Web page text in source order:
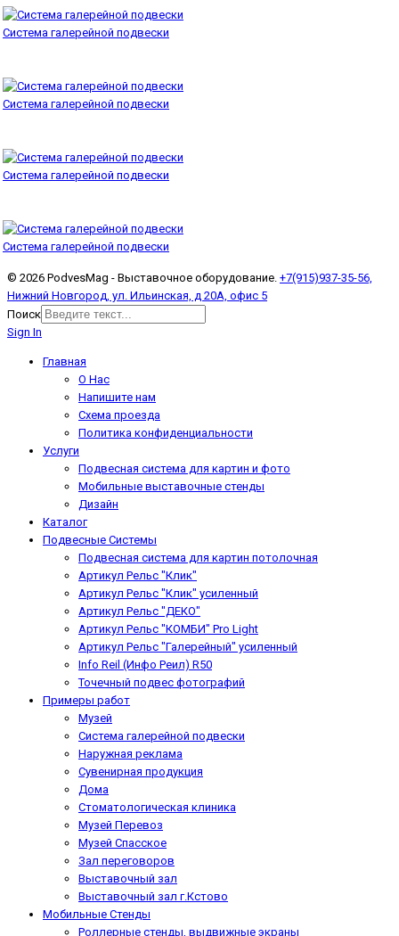
Система галерейной подвески
Система галерейной подвески
Система галерейной подвески
Система галерейной подвески
© 2026 PodvesMag - Выставочное оборудование. +7(915)937-35-56,
Нижний Новгород, ул. Ильинская, д 20А, офис 5
Поиск
Sign In
Главная
О Нас
Напишите нам
Схема проезда
Политика конфиденциальности
Услуги
Подвесная система для картин и фото
Мобильные выставочные стенды
Дизайн
Каталог
Подвесные Системы
Подвесная система для картин потолочная
Артикул Рельс "Клик"
Артикул Рельс "Клик" усиленный
Артикул Рельс "ДЕКО"
Артикул Рельс "КОМБИ" Pro Light
Артикул Рельс "Галерейный" усиленный
Info Reil (Инфо Реил) R50
Точечный подвес фотографий
Примеры работ
Музей
Система галерейной подвески
Наружная реклама
Сувенирная продукция
Дома
Стоматологическая клиника
Музей Перевоз
Музей Спасское
Зал переговоров
Выставочный зал
Выставочный зал г.Кстово
Мобильные Стенды
Роллерные стенды, выдвижные экраны